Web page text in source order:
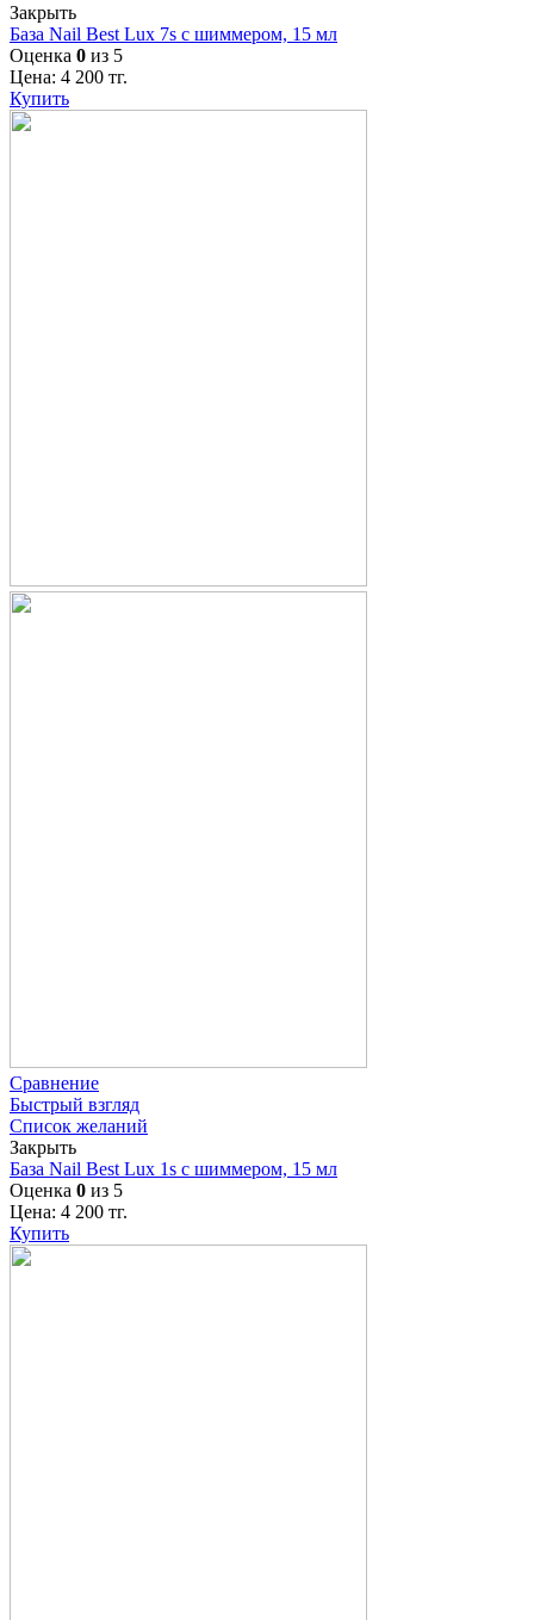
Закрыть
База Nail Best Lux 7s с шиммером, 15 мл
Оценка 0 из 5
Цена: 4 200 тг.
Купить
Сравнение
Быстрый взгляд
Список желаний
Закрыть
База Nail Best Lux 1s с шиммером, 15 мл
Оценка 0 из 5
Цена: 4 200 тг.
Купить